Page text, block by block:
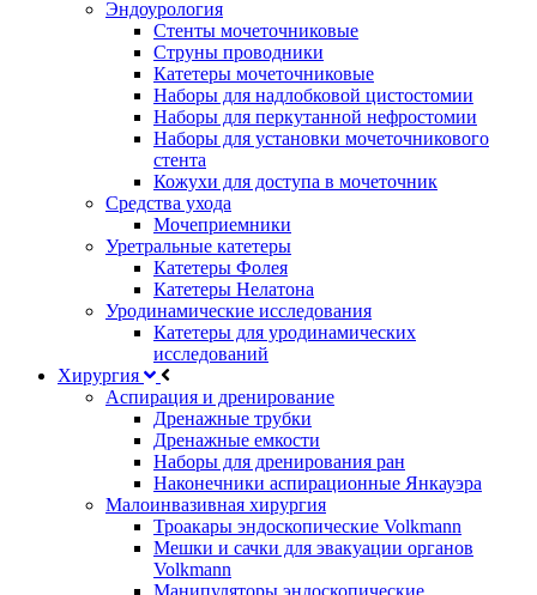
Эндоурология
Стенты мочеточниковые
Струны проводники
Катетеры мочеточниковые
Наборы для надлобковой цистостомии
Наборы для перкутанной нефростомии
Наборы для установки мочеточникового
стента
Кожухи для доступа в мочеточник
Средства ухода
Мочеприемники
Уретральные катетеры
Катетеры Фолея
Катетеры Нелатона
Уродинамические исследования
Катетеры для уродинамических
исследований
Хирургия
Аспирация и дренирование
Дренажные трубки
Дренажные емкости
Наборы для дренирования ран
Наконечники аспирационные Янкауэра
Малоинвазивная хирургия
Троакары эндоскопические Volkmann
Мешки и сачки для эвакуации органов
Volkmann
Манипуляторы эндоскопические